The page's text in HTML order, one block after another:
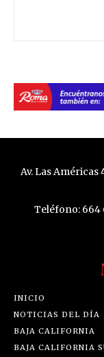
Av. Las Américas
Teléfono: 664
INICIO
NOTICIAS DEL DÍA
BAJA CALIFORNIA
BAJA CALIFORNIA